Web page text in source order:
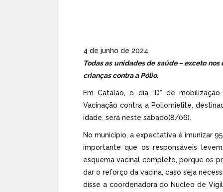
4 de junho de 2024
Todas as unidades de saúde – exceto
crianças contra a Pólio.
Em Catalão, o dia “D” de
Vacinação contra a Poliomielite,
idade, será neste sábado(8/06).
No município, a expectativa é imunizar
importante que os responsáveis
esquema vacinal completo, porque os
dar o reforço da vacina, caso seja
disse a coordenadora do Núcleo de